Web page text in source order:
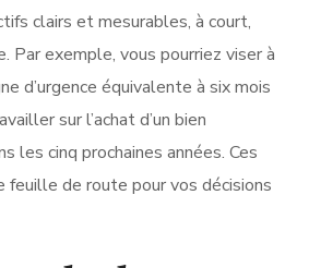
clairs et mesurables, à court,
Par exemple, vous pourriez viser à
d’urgence équivalente à six mois
sur l’achat d’un bien
les cinq prochaines années. Ces
feuille de route pour vos décisions